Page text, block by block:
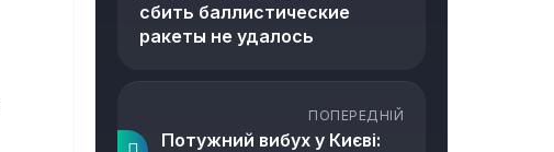
сбить баллистические
ракеты не удалось
ПОПЕРЕДНІЙ
Потужний вибух у Києві: